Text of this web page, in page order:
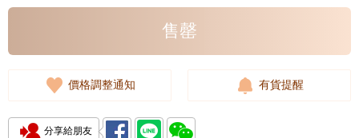
售罄
價格調整通知 有貨提醒
分享給朋友